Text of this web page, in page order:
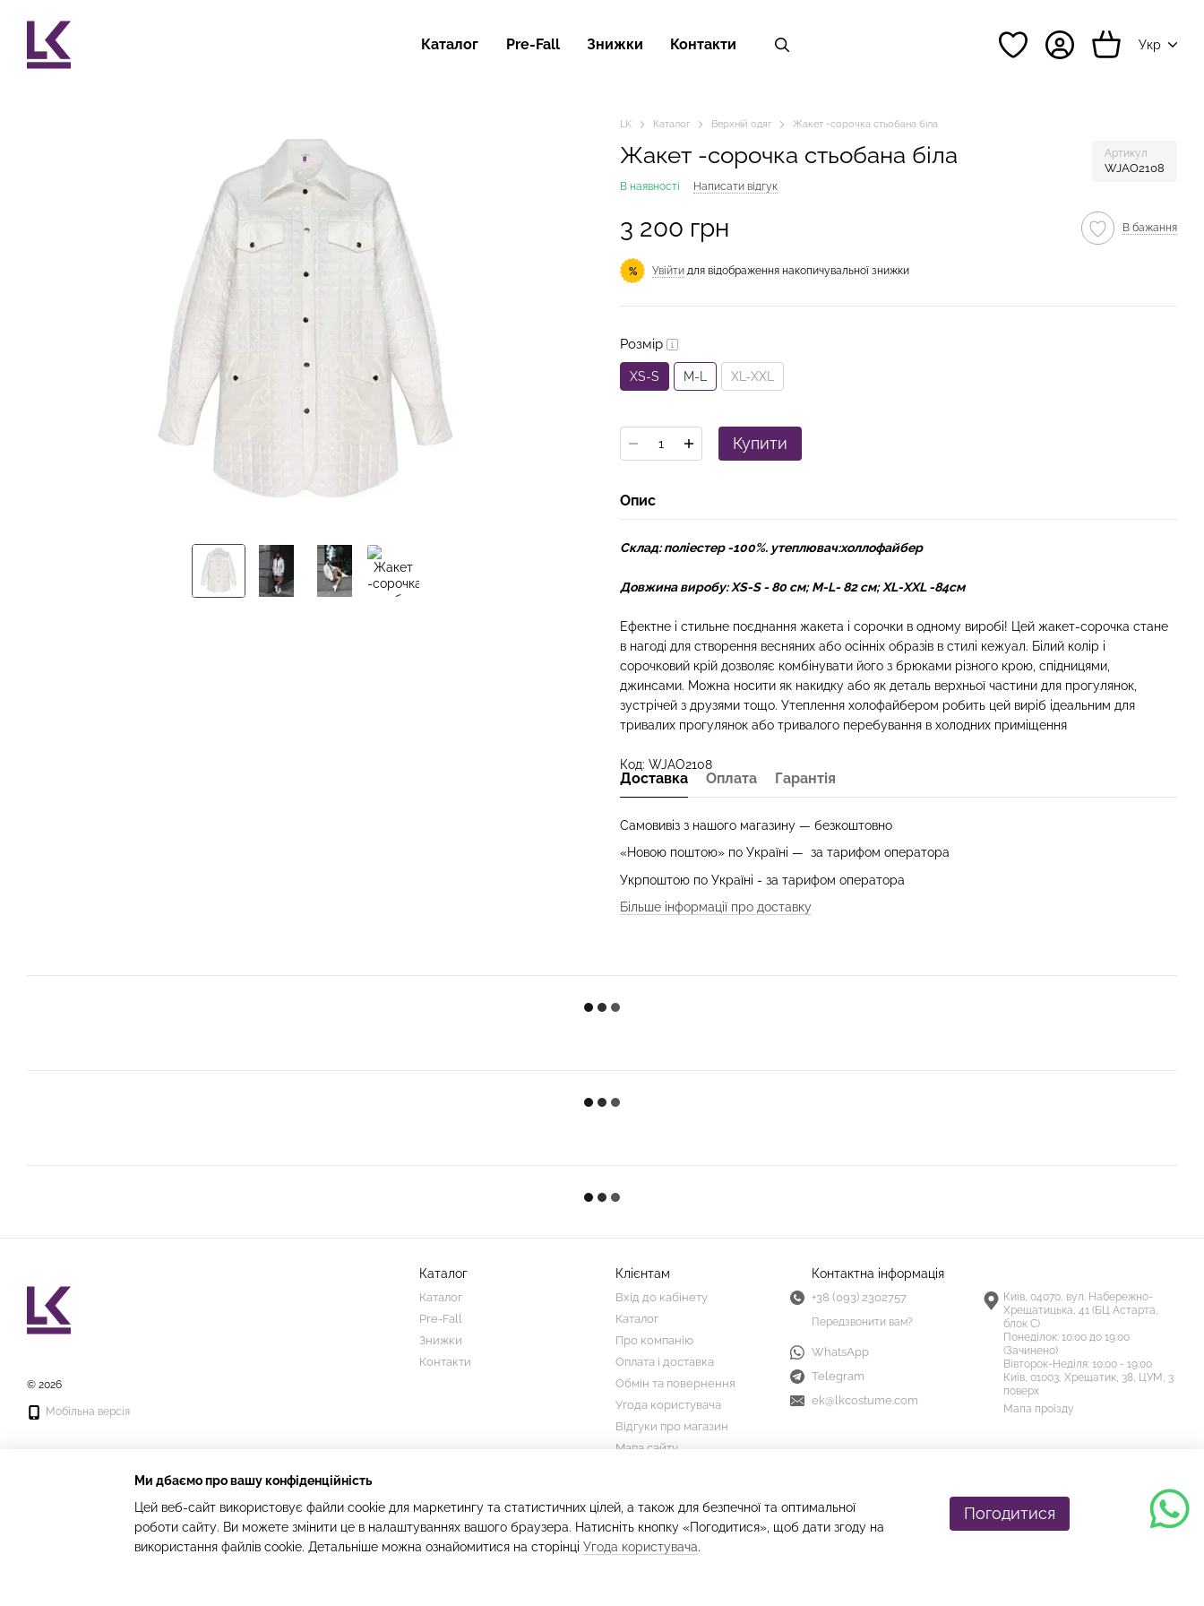
Каталог Pre-Fall Знижки Контакти Укр
LK Каталог Верхній одяг Жакет -сорочка стьобана біла
Жакет -сорочка стьобана біла Артикул
WJAO2108
В наявності Написати відгук
3 200 грн В бажання
% Увійти для відображення накопичувальної знижки
Розмір
XS-S M-L XL-XXL
Купити
Опис
Склад: поліестер -100%. утеплювач:холлофайбер
Довжина виробу: XS-S - 80 см; М-L- 82 см; XL-XXL -84см
Ефектне і стильне поєднання жакета і сорочки в одному виробі! Цей жакет-сорочка стане
в нагоді для створення весняних або осінніх образів в стилі кежуал. Білий колір і
сорочковий крій дозволяє комбінувати його з брюками різного крою, спідницями,
джинсами. Можна носити як накидку або як деталь верхньої частини для прогулянок,
зустрічей з друзями тощо. Утеплення холофайбером робить цей виріб ідеальним для
тривалих прогулянок або тривалого перебування в холодних приміщення
Код: WJAO2108
Доставка Оплата Гарантія
Самовивіз з нашого магазину — безкоштовно
«Новою поштою» по Україні — за тарифом оператора
Укрпоштою по Україні - за тарифом оператора
Більше інформації про доставку
© 2026
Мобільна версія
Каталог
Каталог
Pre-Fall
Знижки
Контакти
Клієнтам
Вхід до кабінету
Каталог
Про компанію
Оплата і доставка
Обмін та повернення
Угода користувача
Відгуки про магазин
Мапа сайту
Контактна інформація
+38 (093) 2302757
Передзвонити вам?
WhatsApp
Telegram
ek@lkcostume.com
Київ, 04070, вул. Набережно-
Хрещатицька, 41 (БЦ Астарта,
блок С)
Понеділок: 10:00 до 19:00
(Зачинено)
Вівторок-Неділя: 10:00 - 19:00
Київ, 01003, Хрещатик, 38, ЦУМ, 3
поверх
Мапа проїзду
Ми дбаємо про вашу конфіденційність
Цей веб-сайт використовує файли cookie для маркетингу та статистичних цілей, а також для безпечної та оптимальної
роботи сайту. Ви можете змінити це в налаштуваннях вашого браузера. Натисніть кнопку «Погодитися», щоб дати згоду на
використання файлів cookie. Детальніше можна ознайомитися на сторінці Угода користувача.
Погодитися